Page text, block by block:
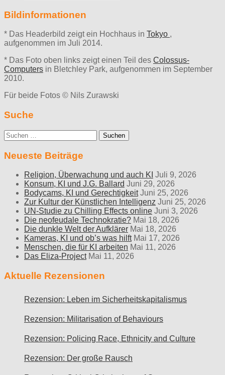
Bildinformationen
* Das Headerbild zeigt ein Hochhaus in Tokyo ,
aufgenommen im Juli 2014.
* Das Foto oben links zeigt einen Teil des Colossus-
Computers in Bletchley Park, aufgenommen im September
2010.
Für beide Fotos © Nils Zurawski
Suche
Suche
nach:
Neueste Beiträge
Religion, Überwachung und auch KI Juli 9, 2026
Konsum, KI und J.G. Ballard Juni 29, 2026
Bodycams, KI und Gerechtigkeit Juni 25, 2026
Zur Kultur der Künstlichen Intelligenz Juni 25, 2026
UN-Studie zu Chilling Effects online Juni 3, 2026
Die neofeudale Technokratie? Mai 18, 2026
Die dunkle Welt der Aufklärer Mai 18, 2026
Kameras, KI und ob’s was hilft Mai 17, 2026
Menschen, die für KI arbeiten Mai 11, 2026
Das Eliza-Project Mai 11, 2026
Aktuelle Rezensionen
Rezension: Leben im Sicherheitskapitalismus
Rezension: Militarisation of Behaviours
Rezension: Policing Race, Ethnicity and Culture
Rezension: Der große Rausch